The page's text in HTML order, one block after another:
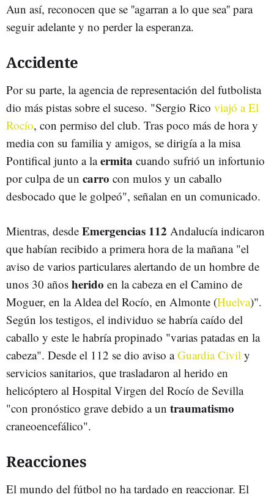
Aun así, reconocen que se ''agarran a lo que sea'' para
seguir adelante y no perder la esperanza.
Accidente
Por su parte, la agencia de representación del futbolista
dio más pistas sobre el suceso. "Sergio Rico viajó a El
Rocío, con permiso del club. Tras poco más de hora y
media con su familia y amigos, se dirigía a la misa
Pontifical junto a laermita cuando sufrió un infortunio
por culpa de un carro con mulos y un caballo
desbocado que le golpeó", señalan en un comunicado.
Mientras, desde Emergencias 112 Andalucía indicaron
que habían recibido a primera hora de la mañana "el
aviso de varios particulares alertando de un hombre de
unos 30 años herido en la cabeza en el Camino de
Moguer, en la Aldea del Rocío, en Almonte (Huelva)".
Según los testigos, el individuo se habría caído del
caballo y este le habría propinado "varias patadas en la
cabeza". Desde el 112 se dio aviso aGuardia Civil y
servicios sanitarios, que trasladaron al herido en
helicóptero al Hospital Virgen del Rocío de Sevilla
"con pronóstico grave debido a un traumatismo
craneoencefálico".
Reacciones
El mundo del fútbol no ha tardado en reaccionar. El